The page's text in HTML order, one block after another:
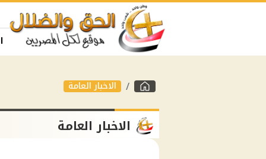
الاخبار العامة
الاخبار العامة